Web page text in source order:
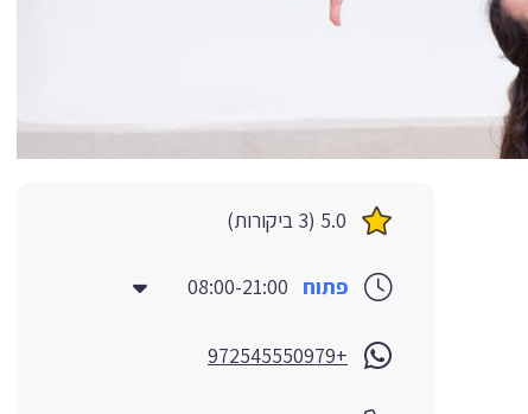
5.0 (3 ביקורות)
פתוח 08:00-21:00
+972545550979